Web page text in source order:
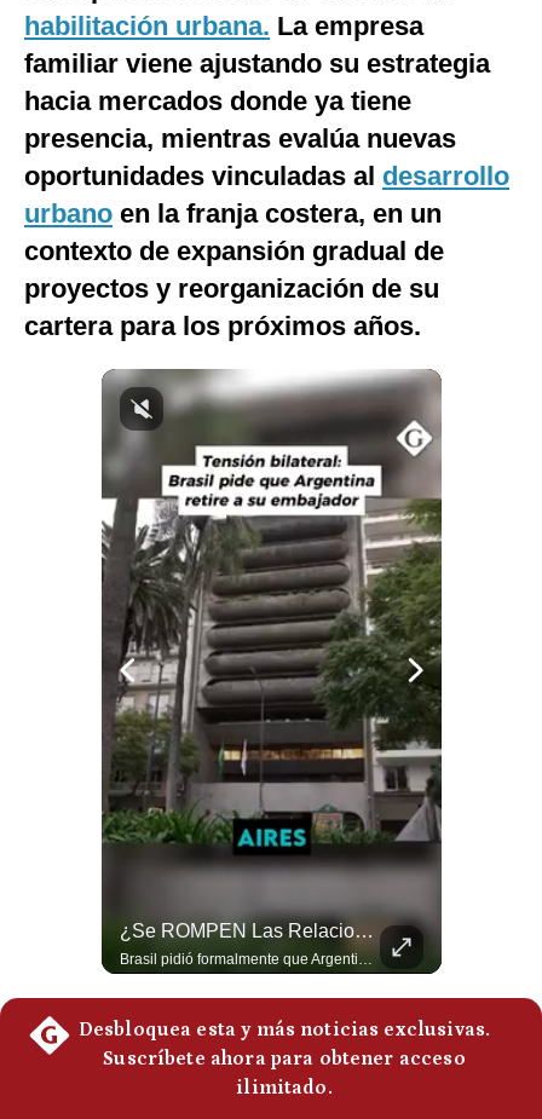
G de Gestión
Notas Contratadas
Podcast
Gestión TV
Videos
Fotogalerías
Condiciones
Privacidad
habilitación urbana. La empresa
familiar viene ajustando su estrategia
hacia mercados donde ya tiene
presencia, mientras evalúa nuevas
oportunidades vinculadas al desarrollo
urbano en la franja costera, en un
contexto de expansión gradual de
proyectos y reorganización de su
cartera para los próximos años.
¿Se ROMPEN Las Relaciones Entre Brasil Y Argentina? | Gestión Mundo